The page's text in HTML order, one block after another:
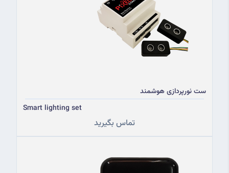
ست نورپردازی هوشمند
Smart lighting set
تماس بگیرید